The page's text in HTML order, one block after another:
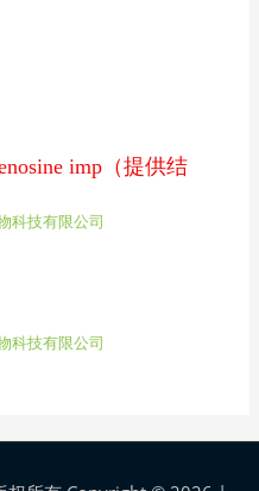
imp（提供结
科技有限公司
科技有限公司